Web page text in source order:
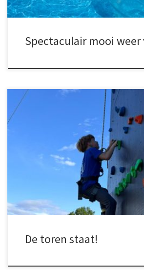
Spectaculair mooi weer
Heb jij ‘m al gespot in Budel? De klimtoren
staat! En dat is pas het begin, want
nog veel meer bij op het circusveld: van
bungeetrampolines en van stormbaan tot
je nog niet ingeschreven voor het Spektakel?
De toren staat!